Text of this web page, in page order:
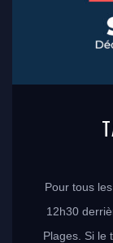
Pour tous
12h30
Plages. Si le